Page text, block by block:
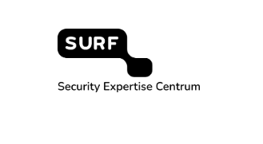
Security Expertise Centrum – by SURF